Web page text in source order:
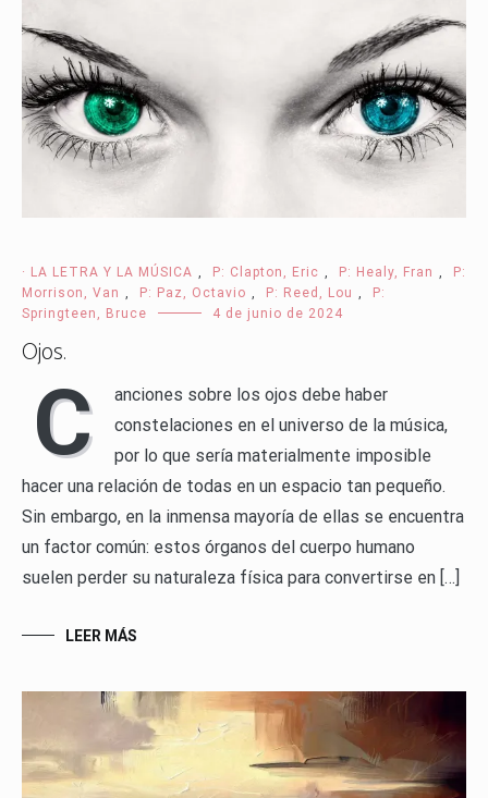
· LA LETRA Y LA MÚSICA , P: Clapton, Eric , P: Healy, Fran ,
P:
Morrison, Van , P: Paz, Octavio , P: Reed, Lou ,
P:
Springteen, Bruce
4 de junio de 2024
Ojos.
C
anciones sobre los ojos debe haber
constelaciones en el universo de la música,
por lo que sería materialmente imposible
hacer una relación de todas en un espacio tan pequeño.
Sin embargo, en la inmensa mayoría de ellas se encuentra
un factor común: estos órganos del cuerpo humano
suelen perder su naturaleza física para convertirse en […]
LEER MÁS